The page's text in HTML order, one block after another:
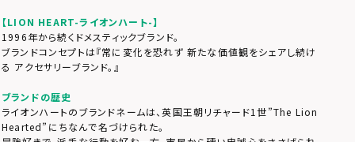
【LION HEART-ライオンハート-】
1996年から続くドメスティックブランド。
ブランドコンセプトは『常に変化を恐れず 新たな価値観をシェアし続け
る アクセサリーブランド。』
ブランドの歴史
ライオンハートのブランドネームは、英国王朝リチャード1世”The Lion
Hearted”にちなんで名づけられた。